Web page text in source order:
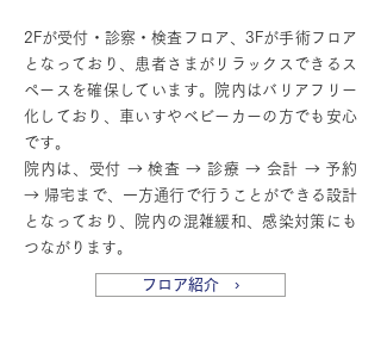
2Fが受付・診察・検査フロア、3Fが手術フロア
となっており、患者さまがリラックスできるス
ペースを確保しています。院内はバリアフリー
化しており、車いすやベビーカーの方でも安心
です。
院内は、受付 → 検査 → 診療 → 会計 → 予約
→ 帰宅まで、一方通行で行うことができる設計
となっており、院内の混雑緩和、感染対策にも
つながります。
フロア紹介 ›